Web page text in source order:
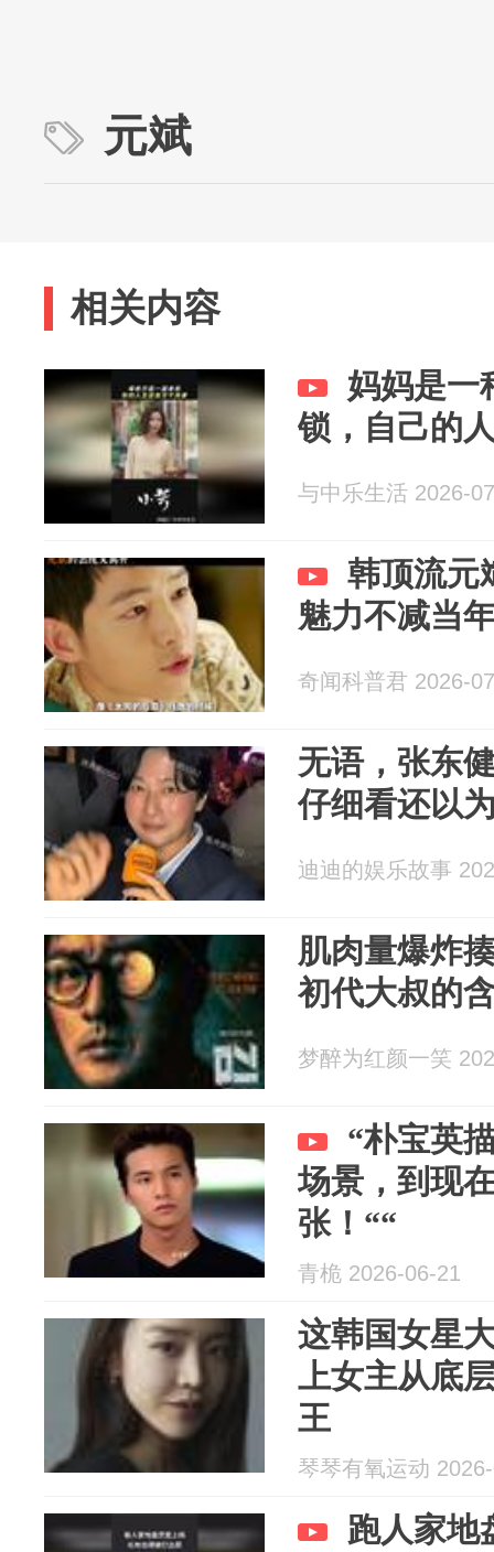
元斌
相关内容
妈妈是一
锁，自己的
与中乐生活 2026-
韩顶流元
魅力不减当
奇闻科普君 2026-
无语，张东
仔细看还以
迪迪的娱乐故事
肌肉量爆炸
初代大叔的
梦醉为红颜一笑
“朴宝英
场景，到现
张！““
青桅 2026-06-21
这韩国女星
上女主从底
王
琴琴有氧运动
跑人家地